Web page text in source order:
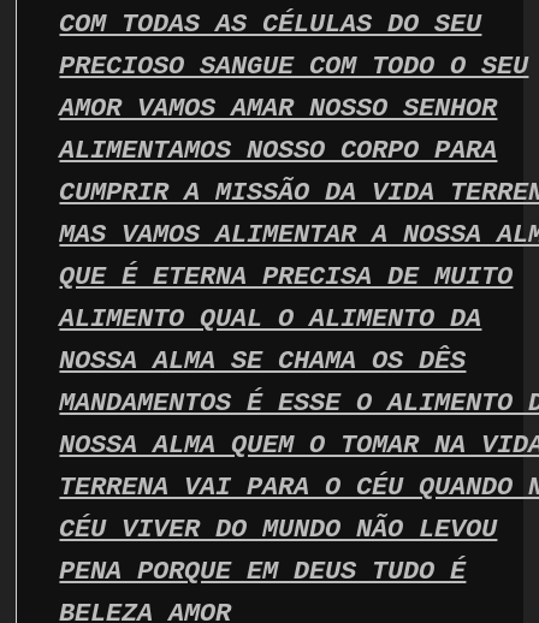
COM TODAS AS CÉLULAS DO SEU
PRECIOSO SANGUE COM TODO O SEU
AMOR VAMOS AMAR NOSSO SENHOR
ALIMENTAMOS NOSSO CORPO PARA
CUMPRIR A MISSÃO DA VIDA
MAS VAMOS ALIMENTAR A NOSSA
QUE É ETERNA PRECISA DE MUITO
ALIMENTO QUAL O ALIMENTO DA
NOSSA ALMA SE CHAMA OS DÊS
MANDAMENTOS É ESSE O ALIMENTO
NOSSA ALMA QUEM O TOMAR NA
TERRENA VAI PARA O CÉU QUANDO
CÉU VIVER DO MUNDO NÃO LEVOU
PENA PORQUE EM DEUS TUDO É
BELEZA AMOR